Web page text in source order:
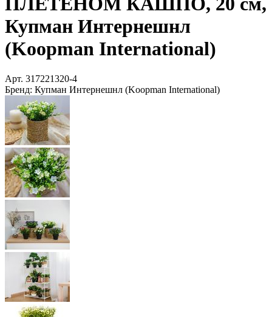
Купман Интернешнл
(Koopman International)
Арт. 317221320-4
Бренд: Купман Интернешнл (Koopman International)